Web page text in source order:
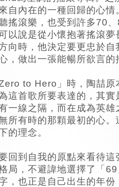
自內在的一種回歸的心情
搖滾樂，也受到許多70
以說是從小懷抱著搖滾夢
向時，他決定要更忠於自
，做出一張能暢所欲言的
to Hero」時，陶喆原
這首歌所要表達的，其實
一線之隔，而在成為英雄
所有時的那顆最初的心。
的理念。
回到自我的原點來看待這
局，不避諱地選擇了「
，也正是自己出生的年份